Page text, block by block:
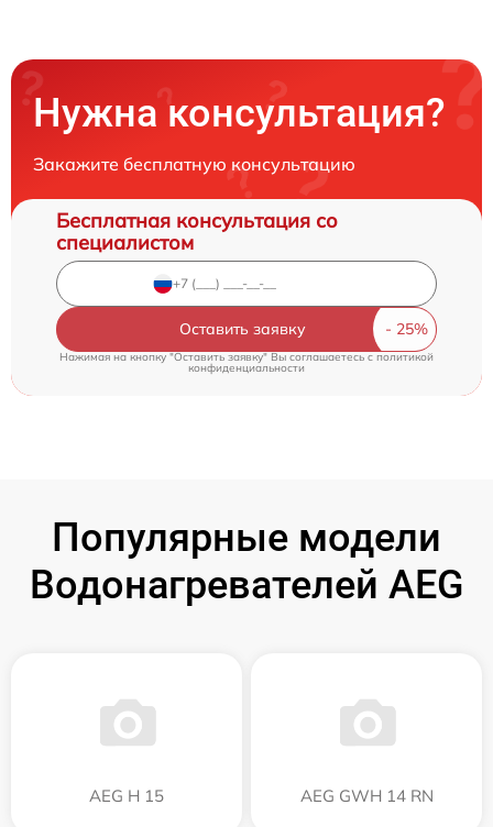
Нужна консультация?
Закажите бесплатную консультацию
Бесплатная консультация со
специалистом
Оставить заявку
Нажимая на кнопку "Оставить заявку" Вы соглашаетесь cполитикой
конфиденциальности
Популярные модели
Водонагревателей AEG
AEG H 15 AEG GWH 14 RN